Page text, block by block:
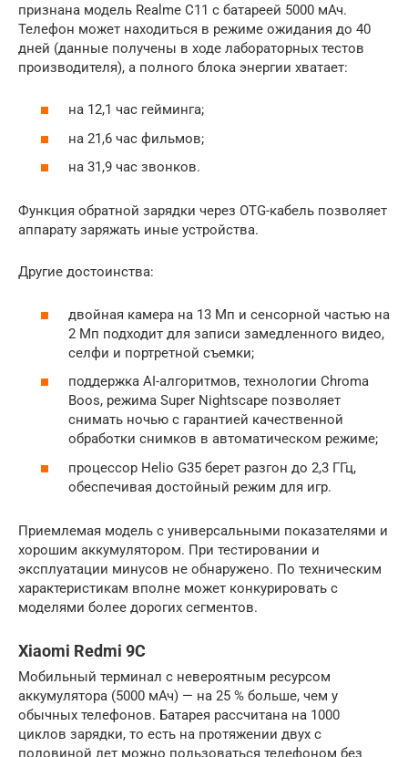
признана модель Realme C11 с батареей 5000 мАч.
Телефон может находиться в режиме ожидания до 40
дней (данные получены в ходе лабораторных тестов
производителя), а полного блока энергии хватает:
на 12,1 час гейминга;
на 21,6 час фильмов;
на 31,9 час звонков.
Функция обратной зарядки через OTG-кабель позволяет
аппарату заряжать иные устройства.
Другие достоинства:
двойная камера на 13 Мп и сенсорной частью на
2 Мп подходит для записи замедленного видео,
селфи и портретной съемки;
поддержка AI-алгоритмов, технологии Chroma
Boos, режима Super Nightscape позволяет
снимать ночью с гарантией качественной
обработки снимков в автоматическом режиме;
процессор Helio G35 берет разгон до 2,3 ГГц,
обеспечивая достойный режим для игр.
Приемлемая модель с универсальными показателями и
хорошим аккумулятором. При тестировании и
эксплуатации минусов не обнаружено. По техническим
характеристикам вполне может конкурировать с
моделями более дорогих сегментов.
Xiaomi Redmi 9C
Мобильный терминал с невероятным ресурсом
аккумулятора (5000 мАч) — на 25 % больше, чем у
обычных телефонов. Батарея рассчитана на 1000
циклов зарядки, то есть на протяжении двух с
половиной лет можно пользоваться телефоном без